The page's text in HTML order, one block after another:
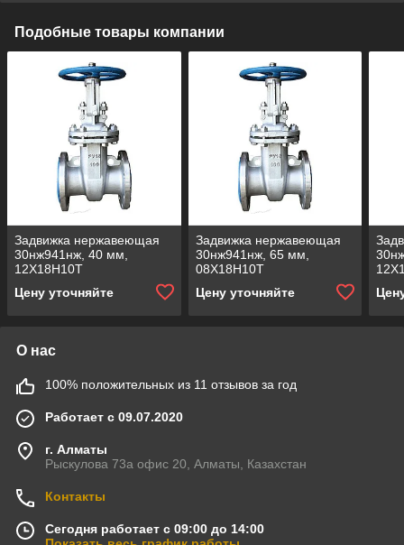
Подобные товары компании
Задвижка нержавеющая
30нж941нж, 40 мм,
12Х18Н10Т
Цену уточняйте
Задвижка нержавеющая
30нж941нж, 65 мм,
08Х18Н10Т
Цену уточняйте
О нас
100% положительных из 11 отзывов за год
Работает с 09.07.2020
г. Алматы
Рыскулова 73а офис 20, Алматы, Казахстан
Контакты
Сегодня работает с 09:00 до 14:00